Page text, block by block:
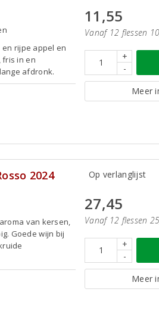
rijpe appel en
fris in en
afdronk.
11,55
Vanaf 12 flessen
+
-
Meer
2024
van kersen,
Goede wijn bij
Op verlanglijst
27,45
Vanaf 12 flessen
+
-
Meer